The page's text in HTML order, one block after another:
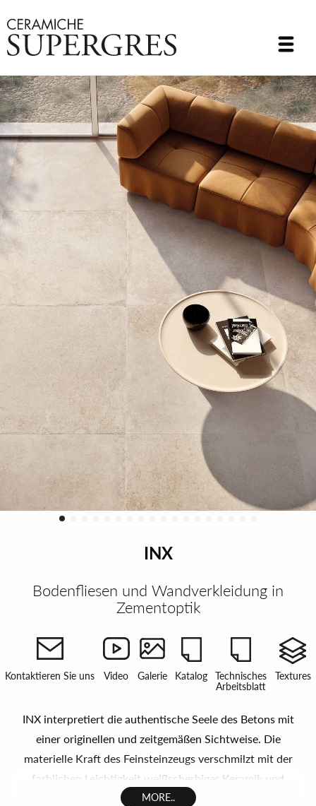
INX
Bodenfliesen und Wandverkleidung in
Zementoptik
Kontaktieren Sie uns Video Galerie Katalog
Technisches
Arbeitsblatt
Textures
INX interpretiert die authentische Seele des Betons mit
einer originellen und zeitgemäßen Sichtweise. Die
materielle Kraft des Feinsteinzeugs verschmilzt mit der
farblichen Leichtigkeit weißscherbiger Keramik und
schafft schlichte Oberflächen, die die Natur von Beton
MORE..